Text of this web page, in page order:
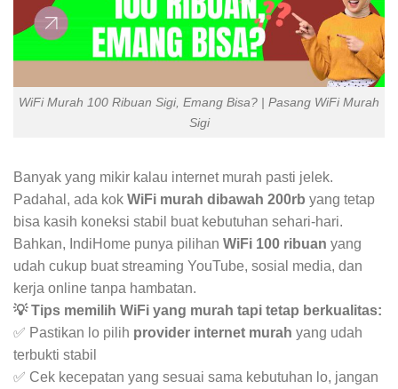
WiFi Murah 100 Ribuan Sigi, Emang Bisa? | Pasang WiFi Murah
Sigi
Banyak yang mikir kalau internet murah pasti jelek.
Padahal, ada kok WiFi murah dibawah 200rb yang tetap
bisa kasih koneksi stabil buat kebutuhan sehari-hari.
Bahkan, IndiHome punya pilihan WiFi 100 ribuan yang
udah cukup buat streaming YouTube, sosial media, dan
kerja online tanpa hambatan.
💡 Tips memilih WiFi yang murah tapi tetap berkualitas:
✅ Pastikan lo pilih provider internet murah yang udah
terbukti stabil
✅ Cek kecepatan yang sesuai sama kebutuhan lo, jangan